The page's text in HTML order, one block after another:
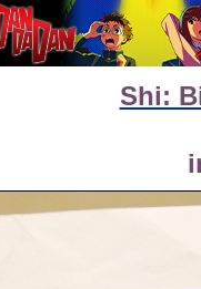
Shi: